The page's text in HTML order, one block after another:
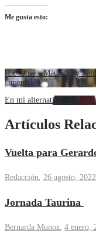
Me gusta esto:
‘Los José’s Mauricio y
lamentable
En mi alternativa o
Artículos
Vuelta para
Redacción 26 agosto, 2022
Jornada Taurina
Bernarda Munoz 4 enero,